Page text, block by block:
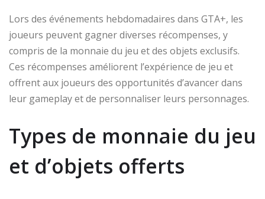
Lors des événements hebdomadaires dans GTA+, les
joueurs peuvent gagner diverses récompenses, y
compris de la monnaie du jeu et des objets exclusifs.
Ces récompenses améliorent l’expérience de jeu et
offrent aux joueurs des opportunités d’avancer dans
leur gameplay et de personnaliser leurs personnages.
Types de monnaie du jeu
et d’objets offerts